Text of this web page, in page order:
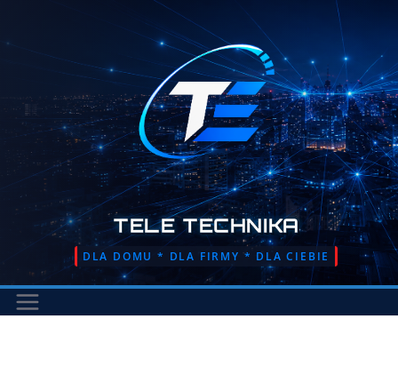
TELE TECHNIKA
DLA DOMU * DLA FIRMY * DLA CIEBIE